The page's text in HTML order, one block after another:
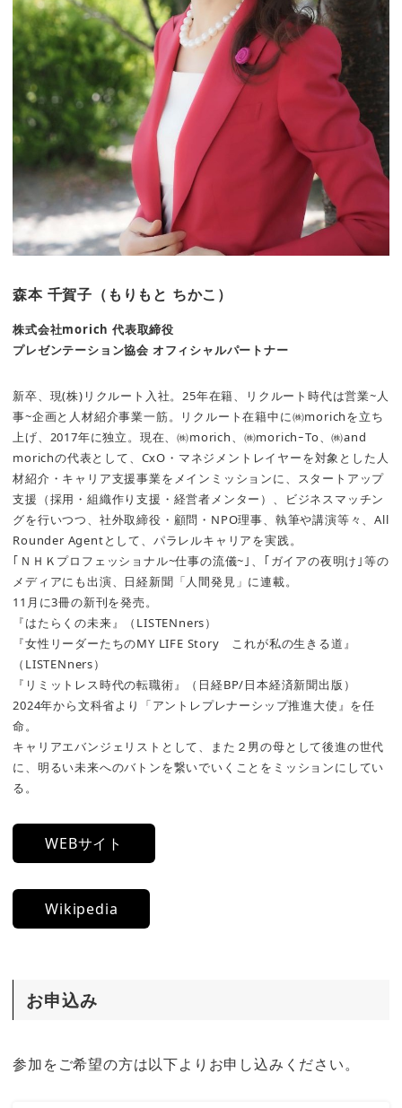
森本 千賀子（もりもと ちかこ）
株式会社morich 代表取締役
プレゼンテーション協会 オフィシャルパートナー
新卒、現(株)リクルート入社。25年在籍、リクルート時代は営業~人
事~企画と人材紹介事業一筋。リクルート在籍中に㈱morichを立ち
上げ、2017年に独立。現在、㈱morich、㈱morichｰTo、㈱and
morichの代表として、CxO・マネジメントレイヤーを対象とした人
材紹介・キャリア支援事業をメインミッションに、スタートアップ
支援（採用・組織作り支援・経営者メンター）、ビジネスマッチン
グを行いつつ、社外取締役・顧問・NPO理事、執筆や講演等々、All
Rounder Agentとして、パラレルキャリアを実践。
｢ＮＨＫプロフェッショナル~仕事の流儀~｣、｢ガイアの夜明け｣等の
メディアにも出演、日経新聞「人間発見」に連載。
11月に3冊の新刊を発売。
『はたらくの未来』（LISTENners）
『女性リーダーたちのMY LIFE Story これが私の生きる道』
（LISTENners）
『リミットレス時代の転職術』（日経BP/日本経済新聞出版）
2024年から文科省より「アントレプレナーシップ推進大使』を任
命。
キャリアエバンジェリストとして、また２男の母として後進の世代
に、明るい未来へのバトンを繋いでいくことをミッションにしてい
る。
WEBサイト
Wikipedia
お申込み
参加をご希望の方は以下よりお申し込みください。